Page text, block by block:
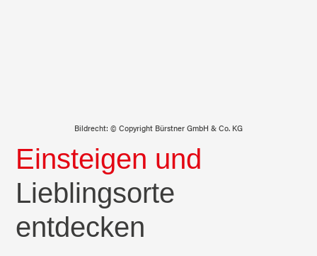
Bildrecht: © Copyright Bürstner GmbH & Co. KG
Einsteigen und
Lieblingsorte
entdecken